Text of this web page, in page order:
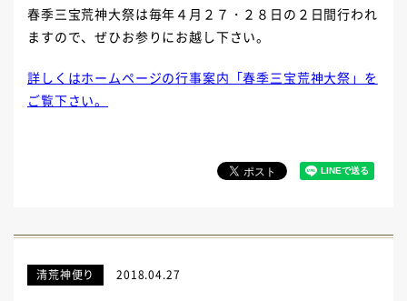
春季三宝荒神大祭は毎年４月２７・２８日の２日間行われ
ますので、ぜひお参りにお越し下さい。
詳しくはホームページの行事案内「春季三宝荒神大祭」を
ご覧下さい。
清荒神便り 2018.04.27